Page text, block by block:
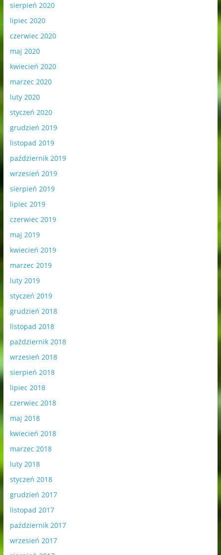
sierpień 2020
lipiec 2020
czerwiec 2020
maj 2020
kwiecień 2020
marzec 2020
luty 2020
styczeń 2020
grudzień 2019
listopad 2019
październik 2019
wrzesień 2019
sierpień 2019
lipiec 2019
czerwiec 2019
maj 2019
kwiecień 2019
marzec 2019
luty 2019
styczeń 2019
grudzień 2018
listopad 2018
październik 2018
wrzesień 2018
sierpień 2018
lipiec 2018
czerwiec 2018
maj 2018
kwiecień 2018
marzec 2018
luty 2018
styczeń 2018
grudzień 2017
listopad 2017
październik 2017
wrzesień 2017